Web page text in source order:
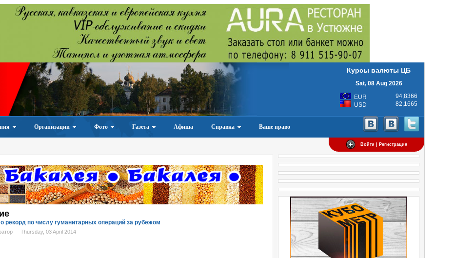
Курсы валюты ЦБ
Sat, 08 Aug 2026
EUR
94,8366
USD
82,1665
Организации Фото Газета Афиша Справка Ваше право
Войти | Регистрация
рекорд по числу гуманитарных операций за рубежом
Thursday, 03 April 2014